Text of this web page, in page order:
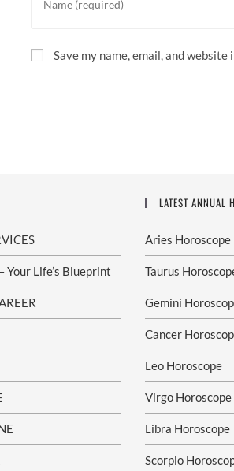
your
or
Save my name, email, and
Your Life’s Blueprint
LATEST ANNUAL
Aries Horoscope
Taurus
Gemini
Cancer
Leo Horoscope
Virgo Horoscope
Libra Horoscope
Scorpio